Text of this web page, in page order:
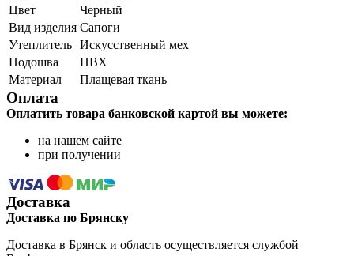
Цвет
Черный
Вид изделия Сапоги
Утеплитель Искусственный мех
Подошва
ПВХ
Материал
Плащевая ткань
Оплата
Оплатить товара банковской картой вы можете:
на нашем сайте
при получении
Доставка
Доставка по Брянску
Доставка в Брянск и область осуществляется службой